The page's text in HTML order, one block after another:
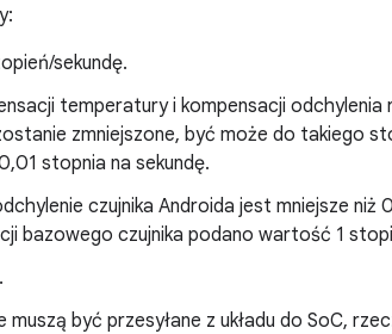
sekundę.
temperatury i kompensacji odchylenia
zmniejszone, być może do takiego
stopnia na sekundę.
czujnika Androida jest mniejsze niż
bazowego czujnika podano wartość 1
muszą być przesyłane z układu do SoC,